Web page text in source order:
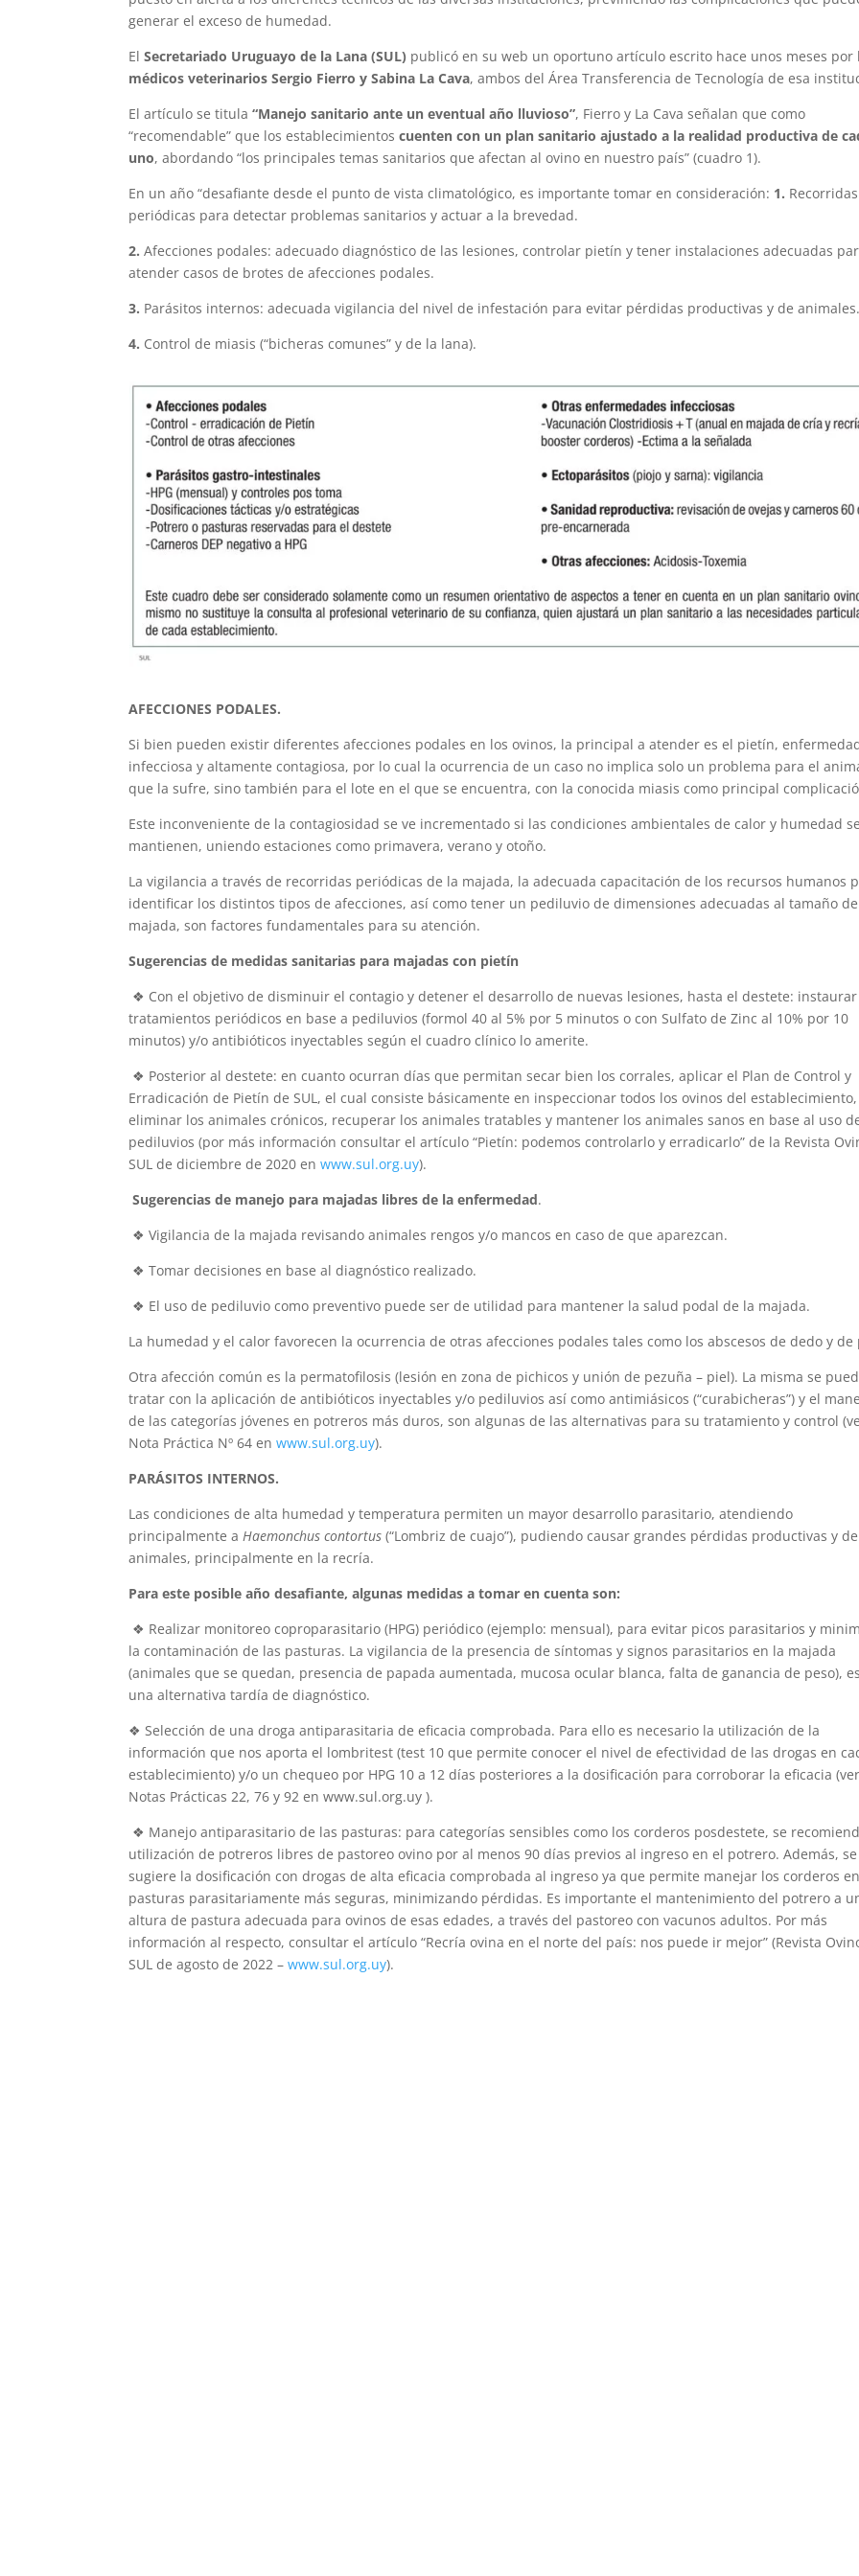
generar el exceso de humedad.
ElSecretariado Uruguayo de la Lana (SUL) publicó en su web un oportuno artículo escrito hace unos meses por
médicos veterinarios Sergio Fierro y Sabina La Cava, ambos del Área Transferencia de Tecnología de esa
El artículo se titula“Manejo sanitario ante un eventual año lluvioso”, Fierro y La Cava señalan que como
“recomendable” que los establecimientoscuenten con un plan sanitario ajustado a la realidad productiva de
uno, abordando “los principales temas sanitarios que afectan al ovino en nuestro país” (cuadro 1).
En un año “desafiante desde el punto de vista climatológico, es importante tomar en consideración: 1. Recorridas
periódicas para detectar problemas sanitarios y actuar a la brevedad.
2. Afecciones podales: adecuado diagnóstico de las lesiones, controlar pietín y tener instalaciones adecuadas
atender casos de brotes de afecciones podales.
3. Parásitos internos: adecuada vigilancia del nivel de infestación para evitar pérdidas productivas y de animales.
4. Control de miasis (“bicheras comunes” y de la lana).
AFECCIONES PODALES.
Si bien pueden existir diferentes afecciones podales en los ovinos, la principal a atender es el pietín,
infecciosa y altamente contagiosa, por lo cual la ocurrencia de un caso no implica solo un problema para el
que la sufre, sino también para el lote en el que se encuentra, con la conocida miasis como principal
Este inconveniente de la contagiosidad se ve incrementado si las condiciones ambientales de calor y humedad se
mantienen, uniendo estaciones como primavera, verano y otoño.
La vigilancia a través de recorridas periódicas de la majada, la adecuada capacitación de los recursos humanos
identificar los distintos tipos de afecciones, así como tener un pediluvio de dimensiones adecuadas al tamaño
majada, son factores fundamentales para su atención.
Sugerencias de medidas sanitarias para majadas con pietín
❖ Con el objetivo de disminuir el contagio y detener el desarrollo de nuevas lesiones, hasta el destete: instaurar
tratamientos periódicos en base a pediluvios (formol 40 al 5% por 5 minutos o con Sulfato de Zinc al 10% por 10
minutos) y/o antibióticos inyectables según el cuadro clínico lo amerite.
❖ Posterior al destete: en cuanto ocurran días que permitan secar bien los corrales, aplicar el Plan de Control y
Erradicación de Pietín de SUL, el cual consiste básicamente en inspeccionar todos los ovinos del establecimiento,
eliminar los animales crónicos, recuperar los animales tratables y mantener los animales sanos en base al uso
pediluvios (por más información consultar el artículo “Pietín: podemos controlarlo y erradicarlo” de la Revista
SUL de diciembre de 2020 enwww.sul.org.uy).
Sugerencias de manejo para majadas libres de la enfermedad.
❖ Vigilancia de la majada revisando animales rengos y/o mancos en caso de que aparezcan.
❖ Tomar decisiones en base al diagnóstico realizado.
❖ El uso de pediluvio como preventivo puede ser de utilidad para mantener la salud podal de la majada.
La humedad y el calor favorecen la ocurrencia de otras afecciones podales tales como los abscesos de dedo y de
Otra afección común es la permatofilosis (lesión en zona de pichicos y unión de pezuña – piel). La misma se
tratar con la aplicación de antibióticos inyectables y/o pediluvios así como antimiásicos (“curabicheras”) y el
de las categorías jóvenes en potreros más duros, son algunas de las alternativas para su tratamiento y control
Nota Práctica Nº 64 enwww.sul.org.uy).
PARÁSITOS INTERNOS.
Las condiciones de alta humedad y temperatura permiten un mayor desarrollo parasitario, atendiendo
principalmente a Haemonchus contortus (“Lombriz de cuajo”), pudiendo causar grandes pérdidas productivas y de
animales, principalmente en la recría.
Para este posible año desafiante, algunas medidas a tomar en cuenta son:
❖ Realizar monitoreo coproparasitario (HPG) periódico (ejemplo: mensual), para evitar picos parasitarios y
la contaminación de las pasturas. La vigilancia de la presencia de síntomas y signos parasitarios en la majada
(animales que se quedan, presencia de papada aumentada, mucosa ocular blanca, falta de ganancia de peso), es
una alternativa tardía de diagnóstico.
❖ Selección de una droga antiparasitaria de eficacia comprobada. Para ello es necesario la utilización de la
información que nos aporta el lombritest (test 10 que permite conocer el nivel de efectividad de las drogas en
establecimiento) y/o un chequeo por HPG 10 a 12 días posteriores a la dosificación para corroborar la eficacia (ver
Notas Prácticas 22, 76 y 92 en www.sul.org.uy ).
❖ Manejo antiparasitario de las pasturas: para categorías sensibles como los corderos posdestete, se
utilización de potreros libres de pastoreo ovino por al menos 90 días previos al ingreso en el potrero. Además, se
sugiere la dosificación con drogas de alta eficacia comprobada al ingreso ya que permite manejar los corderos en
pasturas parasitariamente más seguras, minimizando pérdidas. Es importante el mantenimiento del potrero a
altura de pastura adecuada para ovinos de esas edades, a través del pastoreo con vacunos adultos. Por más
información al respecto, consultar el artículo “Recría ovina en el norte del país: nos puede ir mejor” (Revista
SUL de agosto de 2022 –www.sul.org.uy).